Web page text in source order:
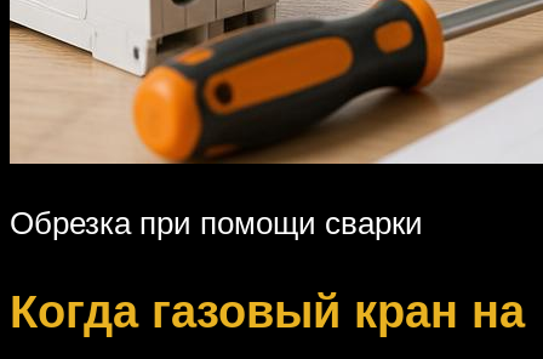
Обрезка при помощи сварки
Когда газовый кран на